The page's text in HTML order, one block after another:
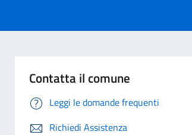
Contatta il comune
Leggi le domande frequenti
Richiedi Assistenza